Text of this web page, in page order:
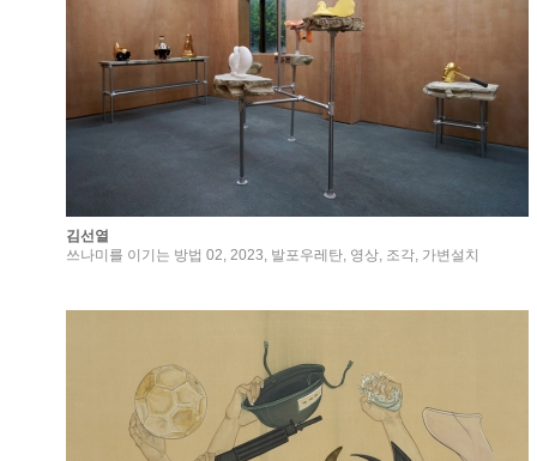
김선열
쓰나미를 이기는 방법 02, 2023, 발포우레탄, 영상, 조각, 가변설치